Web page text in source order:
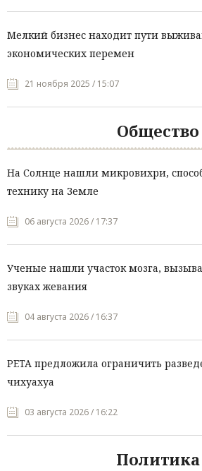
Мелкий бизнес находит пути
экономических перемен
21 ноября 2025 / 15:07
Общество
На Солнце нашли микровихри,
технику на Земле
06 августа 2026 / 17:37
Ученые нашли участок мозга,
звуках жевания
04 августа 2026 / 16:37
PETA предложила ограничить
чихуахуа
03 августа 2026 / 16:22
Политика